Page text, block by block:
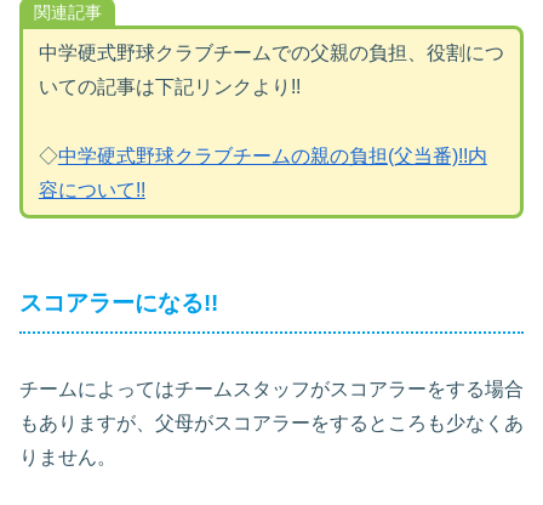
関連記事
中学硬式野球クラブチームでの父親の負担、役割につ
いての記事は下記リンクより!!
◇中学硬式野球クラブチームの親の負担(父当番)!!内
容について!!
スコアラーになる!!
チームによってはチームスタッフがスコアラーをする場合
もありますが、父母がスコアラーをするところも少なくあ
りません。